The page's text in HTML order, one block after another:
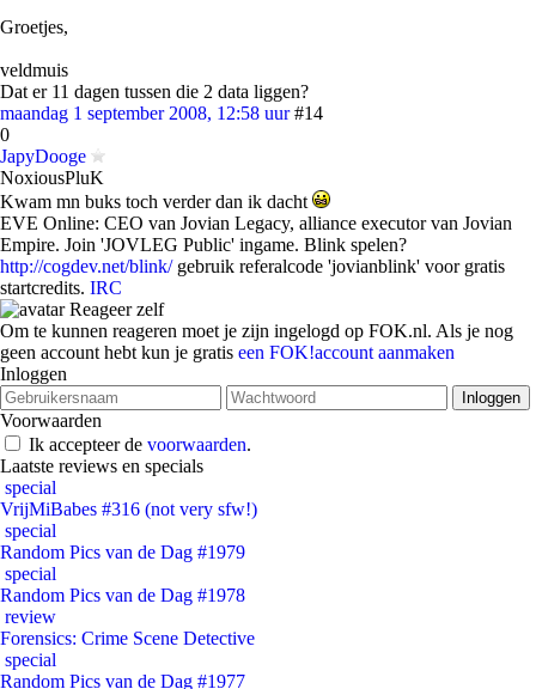
Groetjes,
veldmuis
Dat er 11 dagen tussen die 2 data liggen?
maandag 1 september 2008, 12:58 uur #14
0
JapyDooge
NoxiousPluK
Kwam mn buks toch verder dan ik dacht
EVE Online: CEO van Jovian Legacy, alliance executor van Jovian
Empire. Join 'JOVLEG Public' ingame. Blink spelen?
http://cogdev.net/blink/gebruik referalcode 'jovianblink' voor gratis
startcredits. IRC
Reageer zelf
Om te kunnen reageren moet je zijn ingelogd op FOK.nl. Als je nog
geen account hebt kun je gratis een FOK!account aanmaken
Inloggen
Voorwaarden
Ik accepteer de voorwaarden.
Laatste reviews en specials
special
VrijMiBabes #316 (not very sfw!)
special
Random Pics van de Dag #1979
special
Random Pics van de Dag #1978
review
Forensics: Crime Scene Detective
special
Random Pics van de Dag #1977